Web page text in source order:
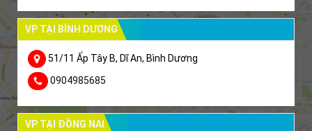
VP TẠI BÌNH DƯƠNG
51/11 Ấp Tây B, Dĩ An, Bình Dương
0904985685
VP TẠI ĐỒNG NAI